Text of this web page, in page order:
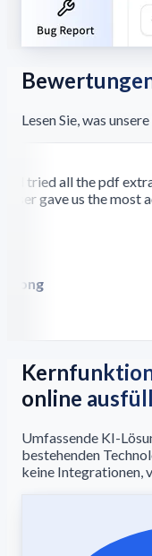
Lesen Sie, was
tried all the pdf
gave us the most
online
Umfassende KI-
bestehenden
keine Integrationen,